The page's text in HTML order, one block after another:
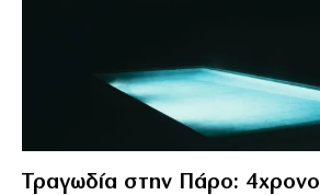
Τραγωδία στην Πάρο: 4χρονο